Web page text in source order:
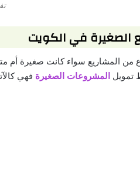
الصغيرة في الكويت
من المشاريع سواء كانت صغيرة
تمويل المشروعات الصغيرة فهي